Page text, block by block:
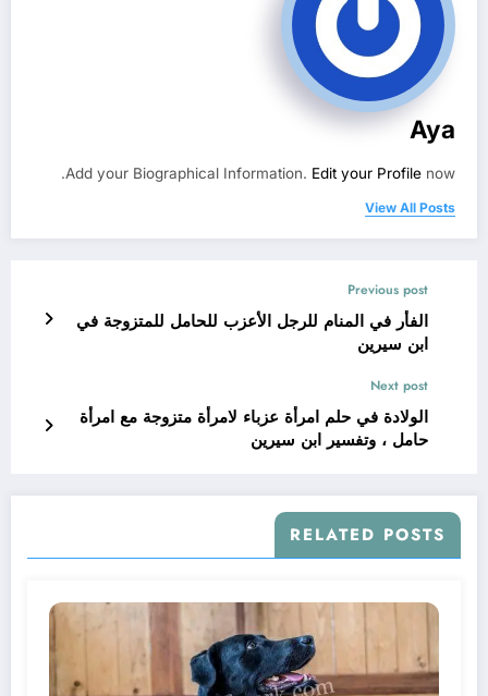
Aya
Add your Biographical Information. Edit your Profile now.
View All Posts
Previous post
الفأر في المنام للرجل الأعزب للحامل للمتزوجة في
ابن سيرين
Next post
الولادة في حلم امرأة عزباء لامرأة متزوجة مع امرأة
حامل ، وتفسير ابن سيرين
RELATED POSTS